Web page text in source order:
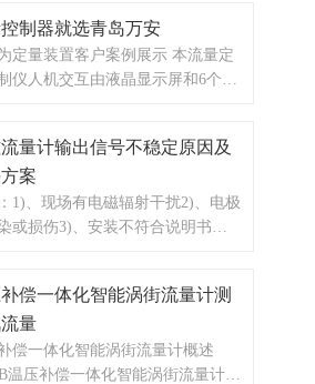
制器就选青岛万安
定量装置客户案例展示 本流量定
仪人机交互由液晶显示屏和6个操
协议与之通信。
量计输出信号不稳定原因及
案
1)、现场有电磁辐射干扰2)、电极
或损伤3)、安装不符合说明书规
门有扰动6)、液体中夹带气泡或
7)、管道有泄漏8)、管道有强烈运
工艺生产出现液体波
偿一体化智能涡街流量计测
量
偿一体化智能涡街流量计概述
温压补偿一体化智能涡街流量计是